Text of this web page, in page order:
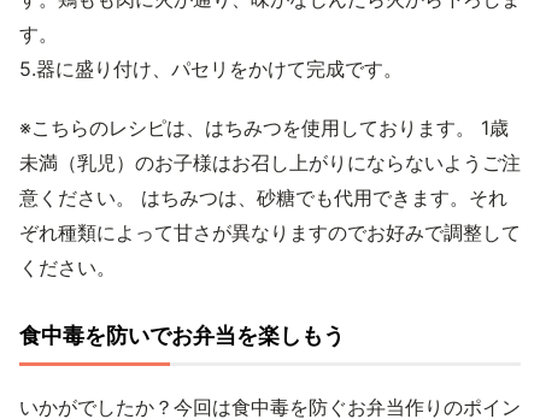
す。
5.器に盛り付け、パセリをかけて完成です。
※こちらのレシピは、はちみつを使用しております。 1歳
未満（乳児）のお子様はお召し上がりにならないようご注
意ください。 はちみつは、砂糖でも代用できます。それ
ぞれ種類によって甘さが異なりますのでお好みで調整して
ください。
食中毒を防いでお弁当を楽しもう
いかがでしたか？今回は食中毒を防ぐお弁当作りのポイン